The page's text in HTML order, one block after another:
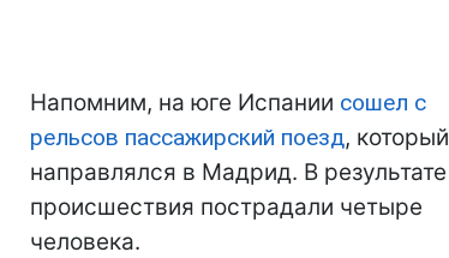
Напомним, на юге Испании сошел с
рельсов пассажирский поезд, который
направлялся в Мадрид. В результате
происшествия пострадали четыре
человека.